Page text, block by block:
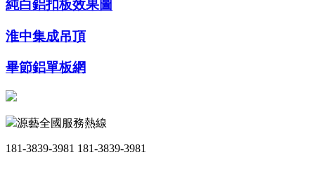
純白鋁扣板效果圖
淮中集成吊頂
畢節鋁單板網
源藝全國服務熱線
181-3839-3981 181-3839-3981